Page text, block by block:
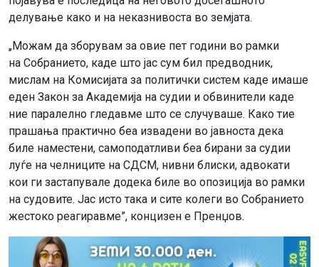
делување како и на неказнивоста во земјата.
„Можам да зборувам за овие пет години во рамки
на Собранието, каде што јас сум бил предводник,
мислам на Комисијата за политички систем каде имаше
еден Закон за Академија на судии и обвинители каде
ние паралелно гледавме што се случуваше. Како тие
прашања практично беа извадени во јавноста дека
биле наместени, самоподатливи беа бирани за судии
луѓе на челниците на СДСМ, нивни блиски, адвокати
кои ги застапувале додека биле во опозиција во рамки
на судовите. Јас исто така и сите колеги во Собранието
жестоко реагиравме”, концизен е Пренџов.